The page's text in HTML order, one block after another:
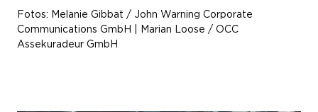
Fotos: Melanie Gibbat / John Warning Corporate
Communications GmbH | Marian Loose / OCC
Assekuradeur GmbH